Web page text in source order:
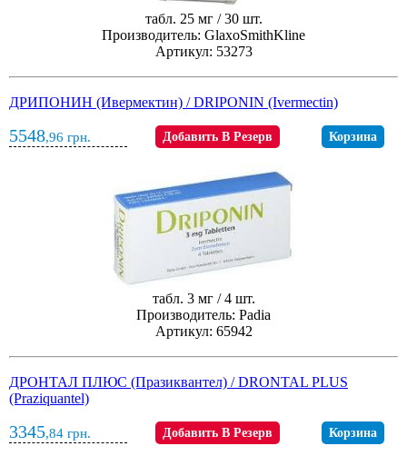
табл. 25 мг / 30 шт.
Производитель: GlaxoSmithKline
Артикул: 53273
ДРИПОНИН (Ивермектин) / DRIPONIN (Ivermectin)
5548,96 грн. Добавить В Резерв Корзина
табл. 3 мг / 4 шт.
Производитель: Padia
Артикул: 65942
ДРОНТАЛ ПЛЮС (Празиквантел) / DRONTAL PLUS
(Praziquantel)
3345,84 грн. Добавить В Резерв Корзина